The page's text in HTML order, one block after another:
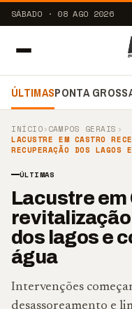
SÁBADO · 08 AGO 2026
ÚLTIMASPONTA
INÍCIO›CAMPOS GERAIS ›
LACUSTRE EM CASTRO
RECUPERAÇÃO DOS
ÚLTIMAS
Lacustre
dos lagos e
água
Intervenções
desassoreamento e